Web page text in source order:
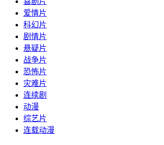
爱情片
科幻片
剧情片
悬疑片
战争片
恐怖片
灾难片
连续剧
动漫
综艺片
连载动漫